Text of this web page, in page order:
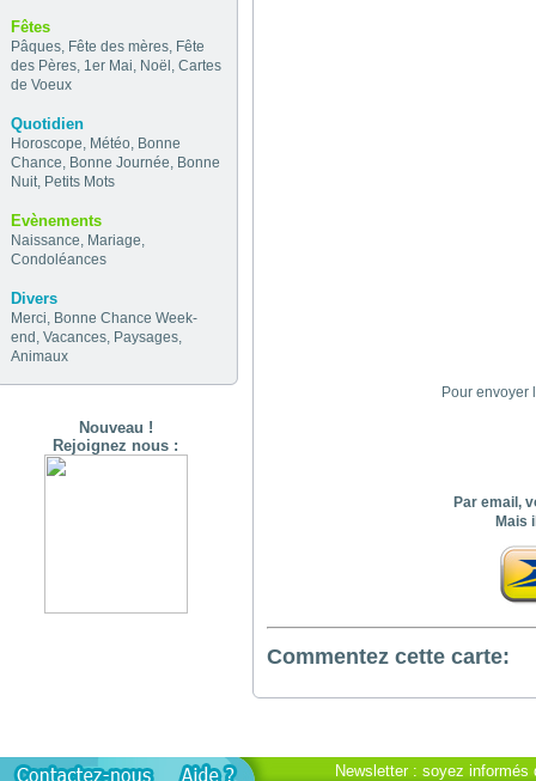
Fêtes
Pâques, Fête des mères, Fête
des Pères, 1er Mai, Noël , Cartes
de Voeux
Quotidien
Horoscope, Météo, Bonne
Chance, Bonne Journée, Bonne
Nuit, Petits Mots
Evènements
Naissance, Mariage,
Condoléances
Divers
Merci, Bonne Chance Week-
end , Vacances, Paysages,
Animaux
Nouveau !
Rejoignez nous :
Pour envoyer
Par email,
Mais
Commentez cette carte:
Newsletter : soyez